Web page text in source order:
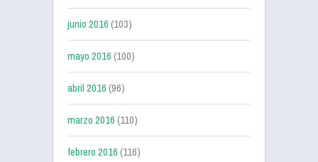
junio 2016(103)
mayo 2016(100)
abril 2016(96)
marzo 2016(110)
febrero 2016(116)